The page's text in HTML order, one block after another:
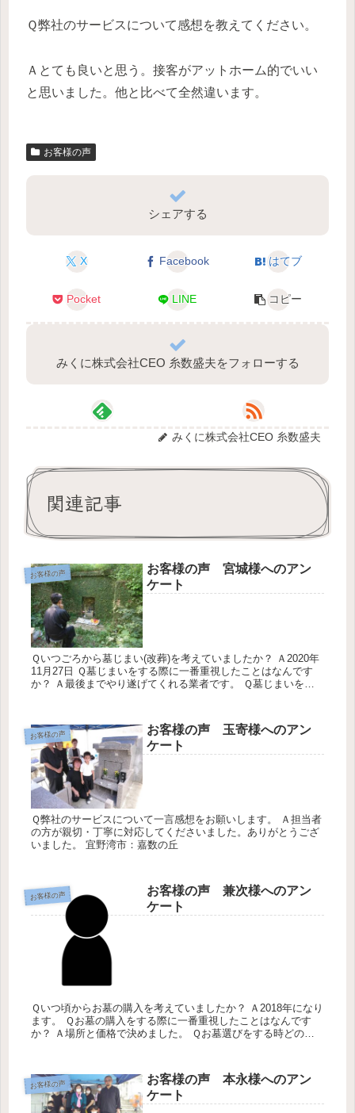
Ｑ弊社のサービスについて感想を教えてください。
Ａとても良いと思う。接客がアットホーム的でいい
と思いました。他と比べて全然違います。
お客様の声
シェアする
X Facebook はてブ
Pocket LINE コピー
みくに株式会社CEO 糸数盛夫をフォローする
みくに株式会社CEO 糸数盛夫
関連記事
お客様の声
お客様の声 宮城様へのアン
ケート
Ｑいつごろから墓じまい(改葬)を考えていましたか？ Ａ2020年
11月27日 Ｑ墓じまいをする際に一番重視したことはなんです
か？ Ａ最後までやり遂げてくれる業者です。 Ｑ墓じまいを考
お客様の声
お客様の声 玉寄様へのアン
ケート
Ｑ弊社のサービスについて一言感想をお願いします。 Ａ担当者
の方が親切・丁寧に対応してくださいました。ありがとうござ
いました。 宜野湾市：嘉数の丘
お客様の声
お客様の声 兼次様へのアン
ケート
Ｑいつ頃からお墓の購入を考えていましたか？ Ａ2018年になり
ます。 Ｑお墓の購入をする際に一番重視したことはなんです
か？ Ａ場所と価格で決めました。 Ｑお墓選びをする時どのよ
お客様の声
お客様の声 本永様へのアン
ケート